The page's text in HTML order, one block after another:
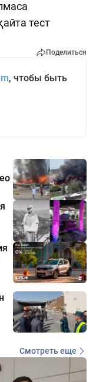
тест
Поделиться
, чтобы быть
Смотреть еще